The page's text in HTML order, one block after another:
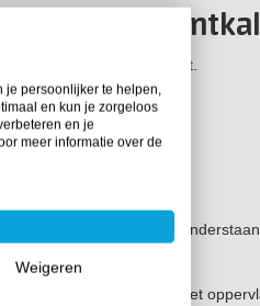
Green Ultra
algengroei en roest.
plantaardige basis.
in gebruik. Volg
rechtstreeks aan op het
je persoonlijker te helpen,
en kun je zorgeloos
en je
meer informatie over de
Weigeren